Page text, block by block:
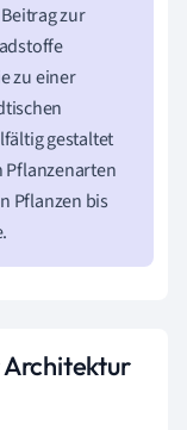
zur
zu einer
gestaltet
Pflanzenarten
Pflanzen bis
Architektur